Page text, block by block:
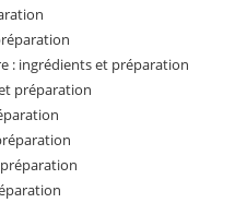
: ingrédients et préparation
préparation